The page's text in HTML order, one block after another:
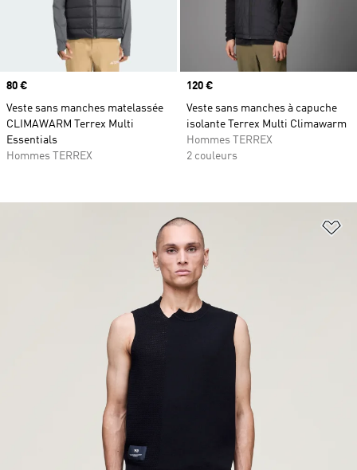
Prix
80 €
Veste sans manches matelassée
CLIMAWARM Terrex Multi
Essentials
Hommes TERREX
Prix
120 €
Veste sans manches à capuche
isolante Terrex Multi Climawarm
Hommes TERREX
2 couleurs